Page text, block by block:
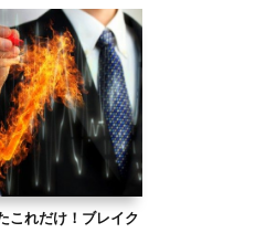
これだけ！ブレイク